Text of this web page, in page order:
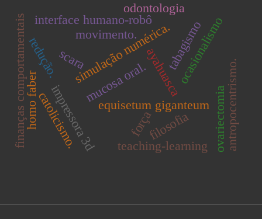
impressora 3d
scarasimulação numérica.
equisetum giganteum ovariectomia
interface humano-robô
ayahuascatabagismo
redução. ocasionalismo
força
movimento.
odontologia
mucosa oral.
teaching-learning
finanças comportamentais filosofia
catolicismo.
homo faber antropocentrismo.